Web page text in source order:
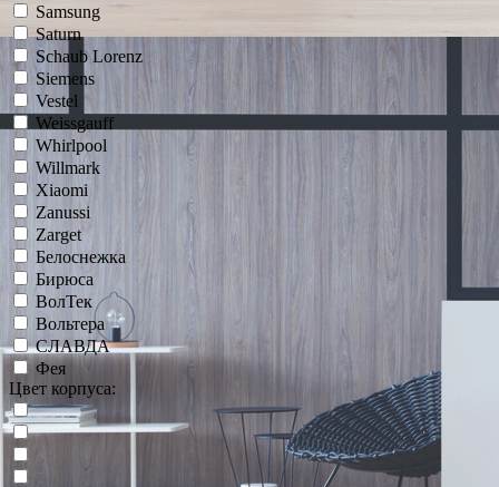
Samsung
Saturn
Schaub Lorenz
Siemens
Vestel
Weissgauff
Whirlpool
Willmark
Xiaomi
Zanussi
Zarget
Белоснежка
Бирюса
ВолТек
Вольтера
СЛАВДА
Фея
Цвет корпуса: